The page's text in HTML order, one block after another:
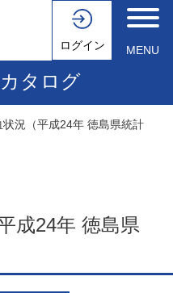
ログイン MENU
タログ
状況（平成24年 徳島県統計
成24年 徳島県